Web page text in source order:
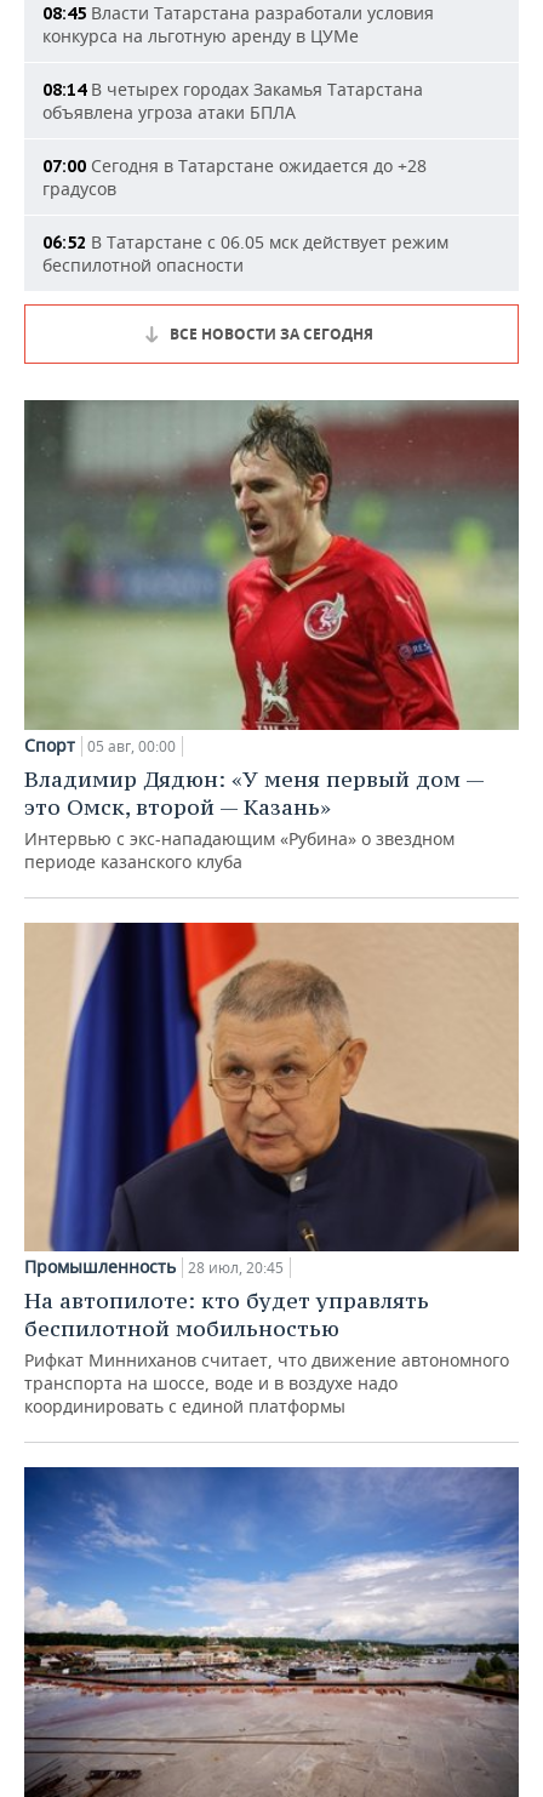
08:45 Власти Татарстана разработали условия
конкурса на льготную аренду в ЦУМе
08:14В четырех городах Закамья Татарстана
объявлена угроза атаки БПЛА
07:00 Сегодня в Татарстане ожидается до +28
градусов
06:52 В Татарстане с 06.05 мск действует режим
беспилотной опасности
ВСЕ НОВОСТИ ЗА СЕГОДНЯ
Спорт 05 авг, 00:00
Владимир Дядюн: «У меня первый дом —
это Омск, второй — Казань»
Интервью с экс-нападающим «Рубина» о звездном
периоде казанского клуба
Промышленность 28 июл, 20:45
На автопилоте: кто будет управлять
беспилотной мобильностью
Рифкат Минниханов считает, что движение автономного
транспорта на шоссе, воде и в воздухе надо
координировать с единой платформы